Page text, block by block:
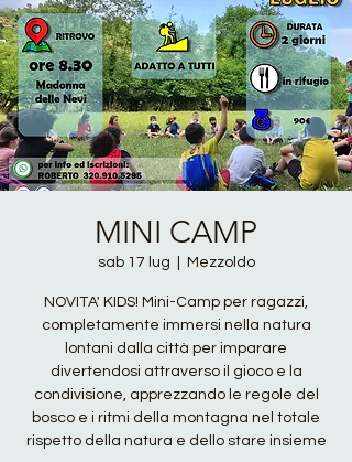
MINI CAMP
sab 17 lug Mezzoldo
NOVITA' KIDS! Mini-Camp per ragazzi,
completamente immersi nella natura
lontani dalla città per imparare
divertendosi attraverso il gioco e la
condivisione, apprezzando le regole del
bosco e i ritmi della montagna nel totale
rispetto della natura e dello stare insieme